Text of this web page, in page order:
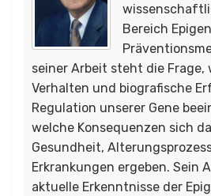
Bereich
seiner Arbeit steht die Frage,
Verhalten und biografische
Regulation unserer Gene
welche Konsequenzen sich
Gesundheit,
Erkrankungen ergeben. Sein
aktuelle Erkenntnisse der